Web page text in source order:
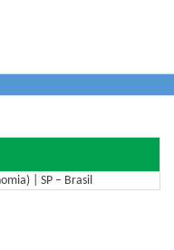
| SP – Brasil